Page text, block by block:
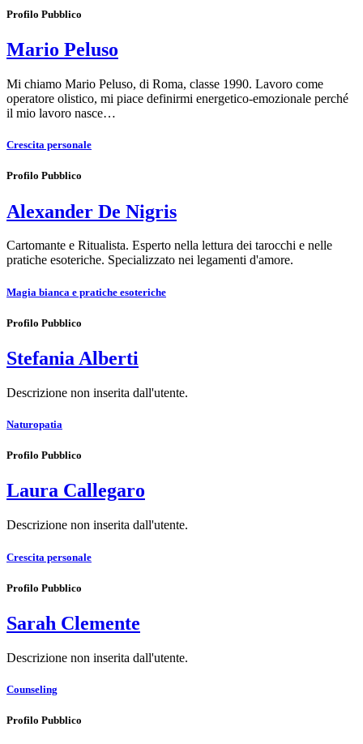
Profilo Pubblico
Mario Peluso
Mi chiamo Mario Peluso, di Roma, classe 1990. Lavoro come
operatore olistico, mi piace definirmi energetico-emozionale perché
il mio lavoro nasce…
Crescita personale
Profilo Pubblico
Alexander De Nigris
Cartomante e Ritualista. Esperto nella lettura dei tarocchi e nelle
pratiche esoteriche. Specializzato nei legamenti d'amore.
Magia bianca e pratiche esoteriche
Profilo Pubblico
Stefania Alberti
Descrizione non inserita dall'utente.
Naturopatia
Profilo Pubblico
Laura Callegaro
Descrizione non inserita dall'utente.
Crescita personale
Profilo Pubblico
Sarah Clemente
Descrizione non inserita dall'utente.
Counseling
Profilo Pubblico